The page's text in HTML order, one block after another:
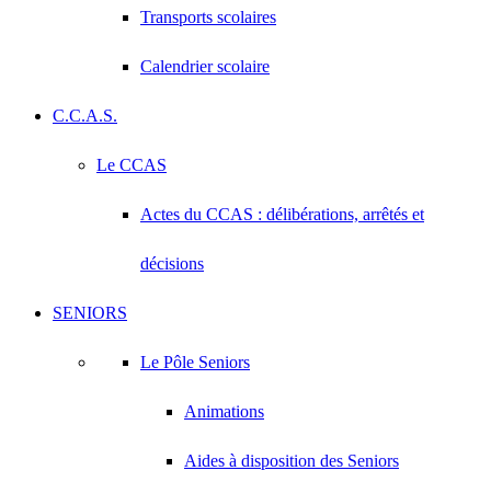
Transports scolaires
Calendrier scolaire
C.C.A.S.
Le CCAS
Actes du CCAS : délibérations, arrêtés et
décisions
SENIORS
Le Pôle Seniors
Animations
Aides à disposition des Seniors